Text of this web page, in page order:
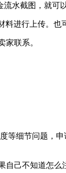
水截图，就可
料进行上传。也
家联系。
细节问题，
己不知道怎